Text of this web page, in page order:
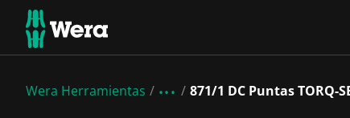
Wera Herramientas 871/1 DC Puntas TORQ-